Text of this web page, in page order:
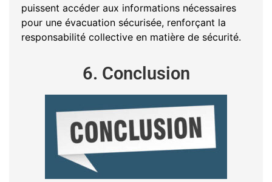
puissent accéder aux informations nécessaires
pour une évacuation sécurisée, renforçant la
responsabilité collective en matière de sécurité.
6. Conclusion